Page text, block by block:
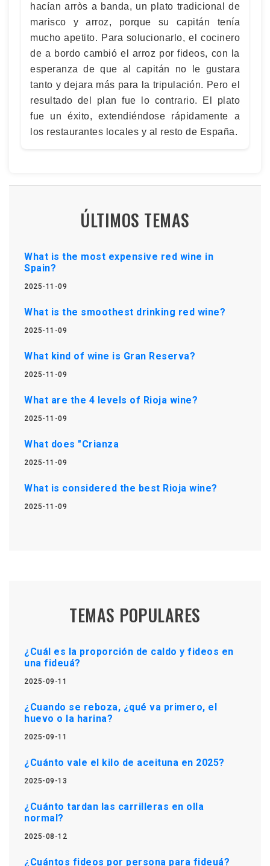
hacían arròs a banda, un plato tradicional de
marisco y arroz, porque su capitán tenía
mucho apetito. Para solucionarlo, el cocinero
de a bordo cambió el arroz por fideos, con la
esperanza de que al capitán no le gustara
tanto y dejara más para la tripulación. Pero el
resultado del plan fue lo contrario. El plato
fue un éxito, extendiéndose rápidamente a
los restaurantes locales y al resto de España.
ÚLTIMOS TEMAS
What is the most expensive red wine in
Spain?
2025-11-09
What is the smoothest drinking red wine?
2025-11-09
What kind of wine is Gran Reserva?
2025-11-09
What are the 4 levels of Rioja wine?
2025-11-09
What does "Crianza
2025-11-09
What is considered the best Rioja wine?
2025-11-09
TEMAS POPULARES
¿Cuál es la proporción de caldo y fideos en
una fideuá?
2025-09-11
¿Cuando se reboza, ¿qué va primero, el
huevo o la harina?
2025-09-11
¿Cuánto vale el kilo de aceituna en 2025?
2025-09-13
¿Cuánto tardan las carrilleras en olla
normal?
2025-08-12
¿Cuántos fideos por persona para fideuá?